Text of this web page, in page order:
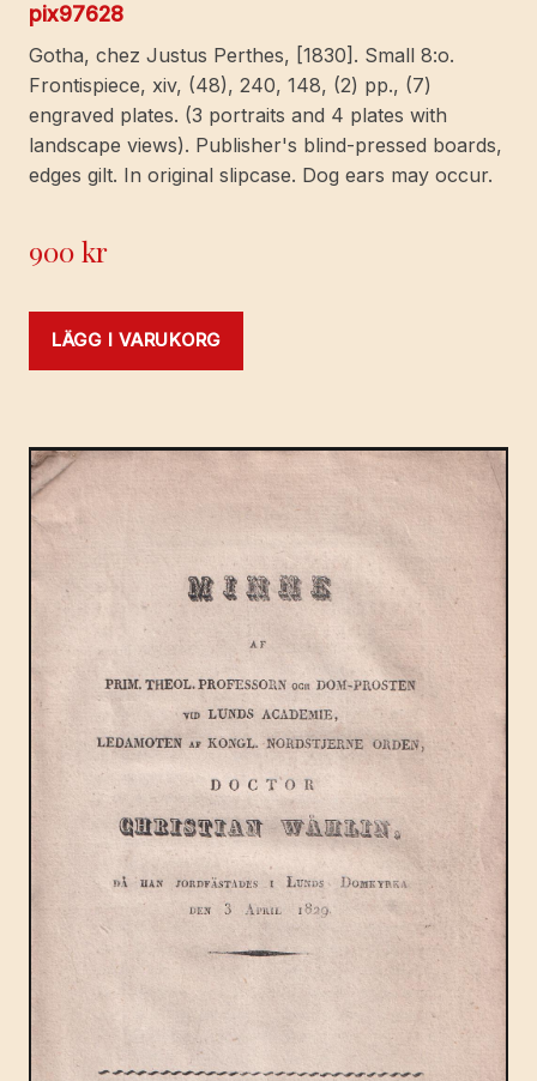
pix97628
Gotha, chez Justus Perthes, [1830]. Small 8:o.
Frontispiece, xiv, (48), 240, 148, (2) pp., (7)
engraved plates. (3 portraits and 4 plates with
landscape views). Publisher's blind-pressed boards,
edges gilt. In original slipcase. Dog ears may occur.
900kr
LÄGG I VARUKORG